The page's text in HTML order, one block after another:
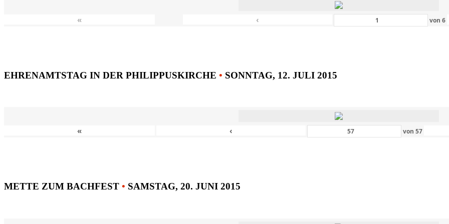
« ‹ von6
EHRENAMTSTAG IN DER PHILIPPUSKIRCHE • SONNTAG, 12. JULI 2015
« ‹ von57
METTE ZUM BACHFEST • SAMSTAG, 20. JUNI 2015